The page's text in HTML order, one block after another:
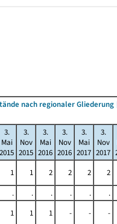
nach regionaler Gliederung
3.
Mai
2015
3.
Nov
2015
3.
Mai
2016
3.
Nov
2016
3.
Mai
2017
3.
Nov
2017
1 1 2 2 2 2
. . . . . .
1 1 1 - - -